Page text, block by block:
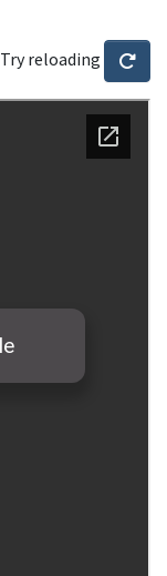
reloading